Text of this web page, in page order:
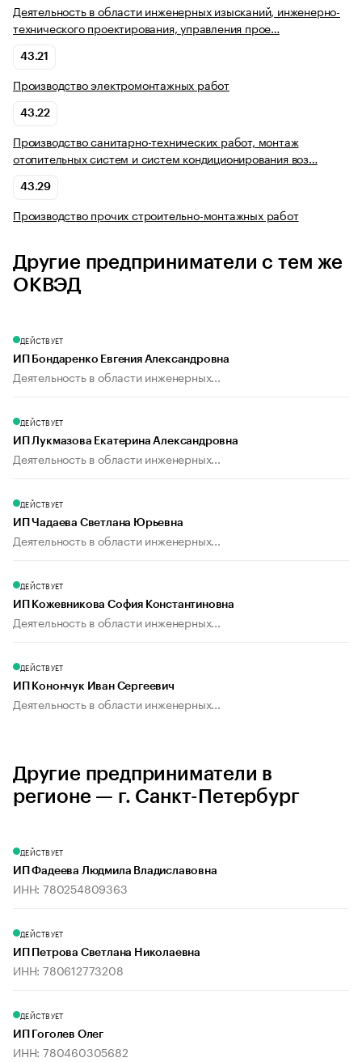
Деятельность в области инженерных изысканий, инженерно-
технического проектирования, управления прое…
43.21
Производство электромонтажных работ
43.22
Производство санитарно-технических работ, монтаж
отопительных систем и систем кондиционирования воз…
43.29
Производство прочих строительно-монтажных работ
Другие предприниматели с тем же
ОКВЭД
ДЕЙСТВУЕТ
ИП Бондаренко Евгения Александровна
Деятельность в области инженерных...
ДЕЙСТВУЕТ
ИП Лукмазова Екатерина Александровна
Деятельность в области инженерных...
ДЕЙСТВУЕТ
ИП Чадаева Светлана Юрьевна
Деятельность в области инженерных...
ДЕЙСТВУЕТ
ИП Кожевникова София Константиновна
Деятельность в области инженерных...
ДЕЙСТВУЕТ
ИП Конончук Иван Сергеевич
Деятельность в области инженерных...
Другие предприниматели в
регионе — г. Санкт-Петербург
ДЕЙСТВУЕТ
ИП Фадеева Людмила Владиславовна
ИНН: 780254809363
ДЕЙСТВУЕТ
ИП Петрова Светлана Николаевна
ИНН: 780612773208
ДЕЙСТВУЕТ
ИП Гоголев Олег
ИНН: 780460305682